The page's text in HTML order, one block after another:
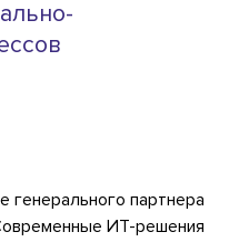
генерального партнера
ИТ-решения